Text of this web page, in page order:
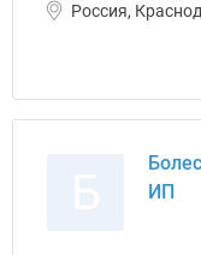
Россия,
ИП